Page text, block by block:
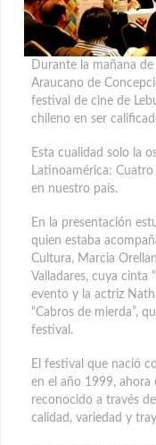
Durante la mañana
Araucano de
festival de cine de
chileno en ser
Esta cualidad solo la
Latinoamérica:
en nuestro país.
En la presentación
quien estaba
Cultura, Marcia
Valladares, cuya cinta
evento y la actriz
“Cabros de mierda”,
festival.
El festival que nació
en el año 1999, ahora
reconocido a través
calidad, variedad y